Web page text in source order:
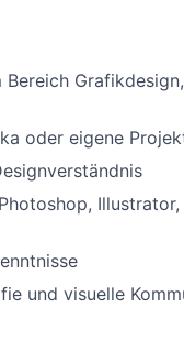
oder eigene
Illustrator,
und visuelle